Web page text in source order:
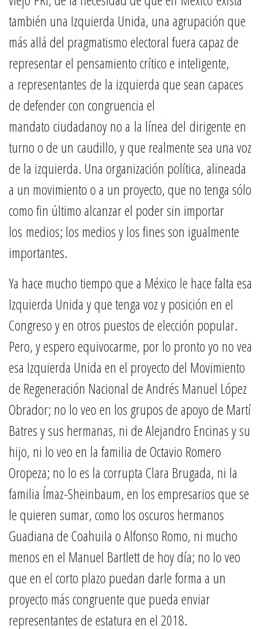
también una Izquierda Unida, una agrupación que
más allá del pragmatismo electoral fuera capaz de
representar el pensamiento crítico e inteligente,
a representantes de la izquierda que sean capaces
de defender con congruencia el
mandato ciudadanoy no a la línea del dirigente en
turno o de un caudillo, y que realmente sea una voz
de la izquierda. Una organización política, alineada
a un movimiento o a un proyecto, que no tenga sólo
como fin último alcanzar el poder sin importar
los medios; los medios y los fines son igualmente
importantes.
Ya hace mucho tiempo que a México le hace falta esa
Izquierda Unida y que tenga voz y posición en el
Congreso y en otros puestos de elección popular.
Pero, y espero equivocarme, por lo pronto yo no vea
esa Izquierda Unida en el proyecto del Movimiento
de Regeneración Nacional de Andrés Manuel López
Obrador; no lo veo en los grupos de apoyo de Martí
Batres y sus hermanas, ni de Alejandro Encinas y su
hijo, ni lo veo en la familia de Octavio Romero
Oropeza; no lo es la corrupta Clara Brugada, ni la
familia Ímaz-Sheinbaum, en los empresarios que se
le quieren sumar, como los oscuros hermanos
Guadiana de Coahuila o Alfonso Romo, ni mucho
menos en el Manuel Bartlett de hoy día; no lo veo
que en el corto plazo puedan darle forma a un
proyecto más congruente que pueda enviar
representantes de estatura en el 2018.